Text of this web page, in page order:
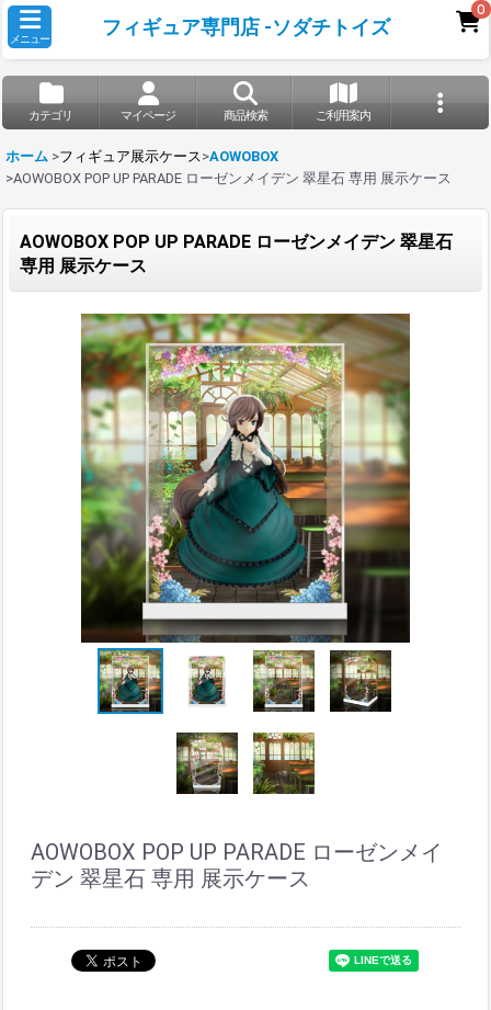
メニュー
フィギュア専門店 -ソダチトイズ
0
カテゴリ マイページ 商品検索 ご利用案内
ホーム >フィギュア展示ケース>AOWOBOX
>AOWOBOX POP UP PARADE ローゼンメイデン 翠星石 専用 展示ケース
AOWOBOX POP UP PARADE ローゼンメイデン 翠星石
専用 展示ケース
AOWOBOX POP UP PARADE ローゼンメイ
デン 翠星石 専用 展示ケース